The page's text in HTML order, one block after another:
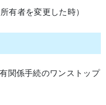
有者を変更した時）
有関係手続のワンストップ